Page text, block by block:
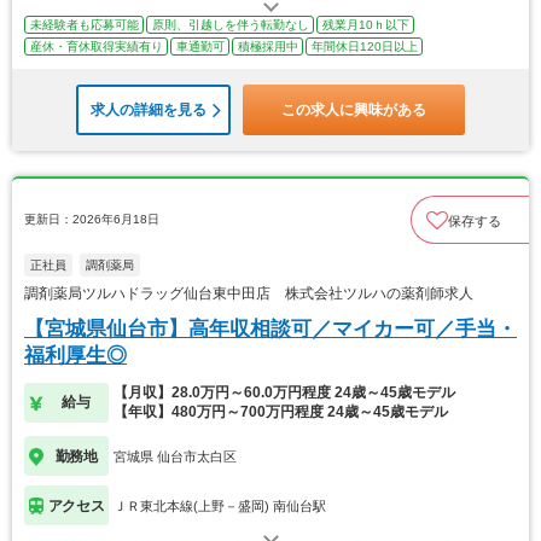
未経験者も応募可能 原則、引越しを伴う転勤なし
残業月10ｈ以下
産休・育休取得実績有り
車通勤可 積極採用中 年間休日120日以上
求人の詳細を見る この求人に興味がある
更新日：2026年6月18日 保存する
正社員 調剤薬局
調剤薬局ツルハドラッグ仙台東中田店 株式会社ツルハの薬剤師求人
【宮城県仙台市】高年収相談可／マイカー可／手当・
福利厚生◎
給与
【月収】28.0万円～60.0万円程度 24歳～45歳モデル
【年収】480万円～700万円程度 24歳～45歳モデル
勤務地 宮城県 仙台市太白区
アクセス ＪＲ東北本線(上野－盛岡) 南仙台駅